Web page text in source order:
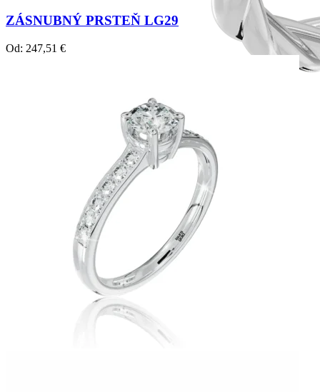
Twist Elegance
Zásnubné prstne z kolekcie Twist Elegance.
ZÁSNUBNÝ PRSTEŇ LG29
Od: 247,51 €